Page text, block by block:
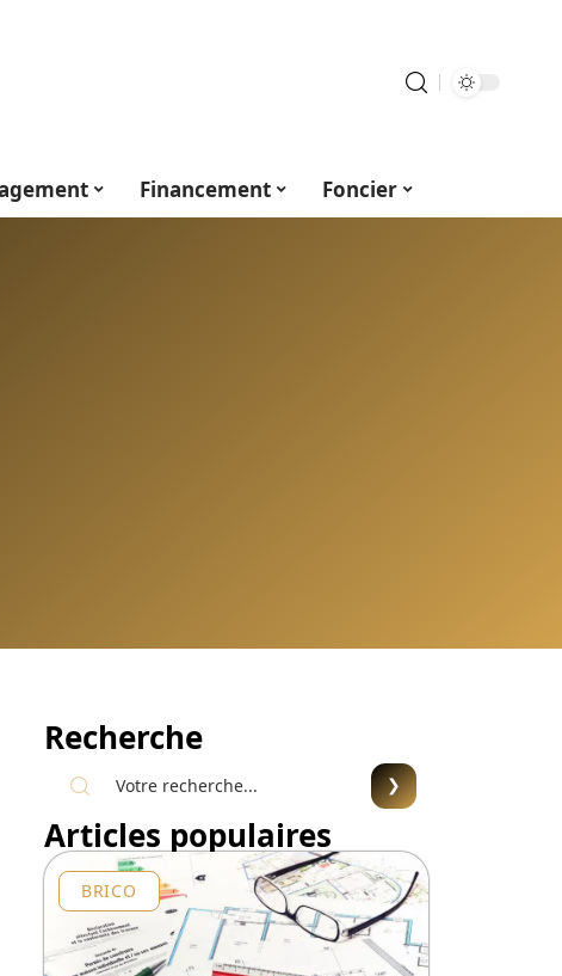
Financement Foncier
Recherche
Articles populaires
BRICO